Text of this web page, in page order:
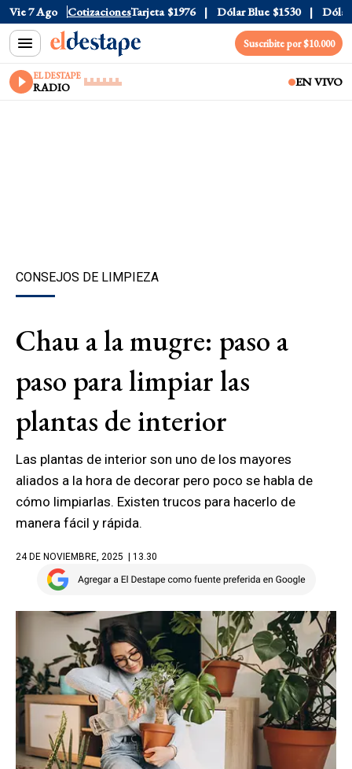
Vie 7 Ago Cotizaciones
$1520 Dólar Tarjeta $1976 Dólar Blue $1530 Dólar
Suscribite por $10.000
EL DESTAPE
RADIO EN VIVO
CONSEJOS DE LIMPIEZA
Chau a la mugre: paso a
paso para limpiar las
plantas de interior
Las plantas de interior son uno de los mayores
aliados a la hora de decorar pero poco se habla de
cómo limpiarlas. Existen trucos para hacerlo de
manera fácil y rápida.
24 DE NOVIEMBRE, 2025 | 13.30